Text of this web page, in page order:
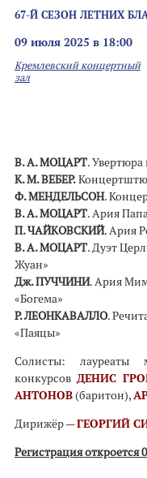
67-Й СЕЗОН ЛЕТНИХ
09 июля 2025 в 18:00
Кремлевский концертный
зал
В. А. МОЦАРТ.
К. М. ВЕБЕР.
Ф. МЕНДЕЛЬСОН.
В. А. МОЦАРТ. Ария
П. ЧАЙКОВСКИЙ. Ария
В. А. МОЦАРТ. Дуэт
Жуан»
Дж. ПУЧЧИНИ. Ария
«Богема»
Р. ЛЕОНКАВАЛЛО.
«Паяцы»
Солисты: лауреаты
конкурсовДЕНИС
АНТОНОВ(баритон),
Дирижёр —ГЕОРГИЙ
Регистрация откроется